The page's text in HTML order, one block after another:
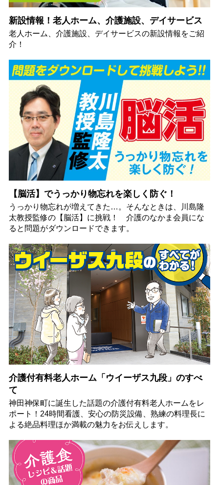
新設情報！老人ホーム、介護施設、デイサービス
老人ホーム、介護施設、デイサービスの新設情報をご紹
介！
【脳活】でうっかり物忘れを楽しく防ぐ！
うっかり物忘れが増えてきた…。そんなときは、川島隆
太教授監修の【脳活】に挑戦！ 介護のなかま会員にな
ると問題がダウンロードできます。
介護付有料老人ホーム「ウイーザス九段」のすべ
て
神田神保町に誕生した話題の介護付有料老人ホームをレ
ポート！24時間看護、安心の防災設備、熟練の料理長に
よる絶品料理ほか満載の魅力をお伝えします。